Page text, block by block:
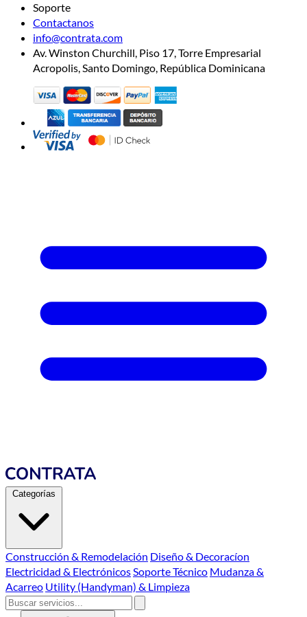
Soporte
Contactanos
info@contrata.com
Av. Winston Churchill, Piso 17, Torre Empresarial
Acropolis, Santo Domingo, República Dominicana
Categorías
Construcción & Remodelación Diseño & Decoracíon
Electricidad & ElectrónicosSoporte Técnico Mudanza &
Acarreo Utility (Handyman) & Limpieza